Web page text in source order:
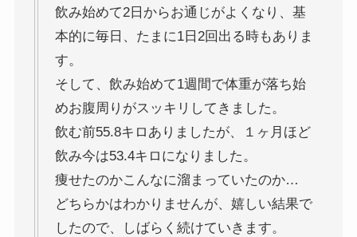
飲み始めて2日からお通じがよくなり、基
本的に毎日、たまに1日2回出る時もありま
す。
そして、飲み始めて1週間で体重が落ち始
めお腹周りがスッキリしてきました。
飲む前55.8キロありましたが、１ヶ月ほど
飲み今は53.4キロになりました。
痩せたのかこんなに溜まっていたのか…
どちらかはわかりませんが、嬉しい結果で
したので、しばらく続けていきます。